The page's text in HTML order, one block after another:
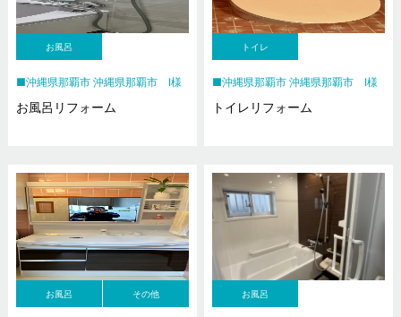
お風呂
沖縄県那覇市 沖縄県那覇市 I様
お風呂リフォーム
トイレ
沖縄県那覇市 沖縄県那覇市 I様
トイレリフォーム
お風呂 その他 お風呂